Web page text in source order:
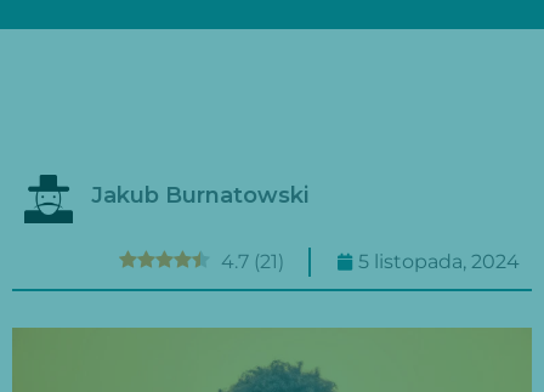
Jakub Burnatowski
4.7 (21) 5 listopada, 2024